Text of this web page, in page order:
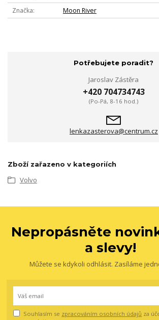
Značka
Moon River
Potřebujete poradit?
Jaroslav Zástěra
+420 704734743
(Po-Pá, 8-16 hod.)
lenkazasterova@centrum.cz
Zboží zařazeno v kategoriích
Volvo
Nepropásněte
a slevy!
Můžete se kdykoli odhlásit. Zasíláme
Souhlasím se zpracováním osobních údajů za